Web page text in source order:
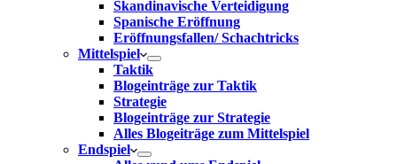
Skandinavische Verteidigung
Spanische Eröffnung
Eröffnungsfallen/ Schachtricks
Mittelspiel
Taktik
Blogeinträge zur Taktik
Strategie
Blogeinträge zur Strategie
Alles Blogeiträge zum Mittelspiel
Endspiel